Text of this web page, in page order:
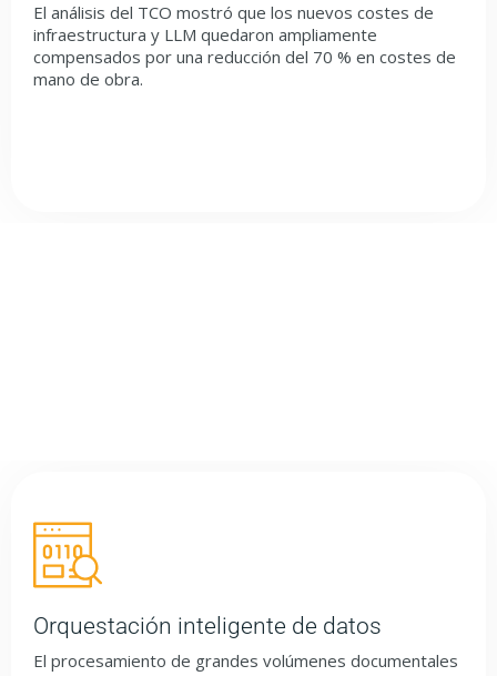
El análisis del TCO mostró que los nuevos costes de
infraestructura y LLM quedaron ampliamente
compensados por una reducción del 70 % en costes de
mano de obra.
Orquestación inteligente de datos
El procesamiento de grandes volúmenes documentales